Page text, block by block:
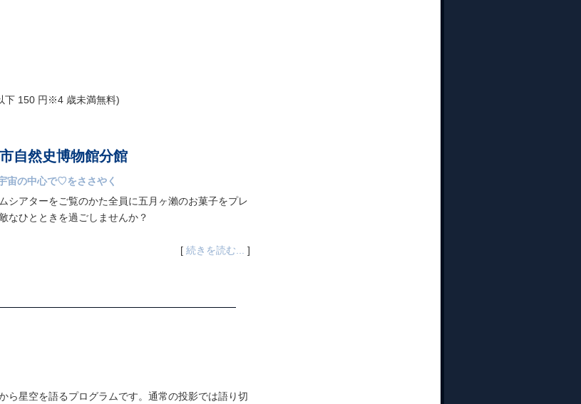
下 150 円※4 歳未満無料)
自然史博物館分館
の中心で♡をささやく
シアターをご覧のかた全員に五月ヶ瀨のお菓子をプレ
なひとときを過ごしませんか？
[ 続きを読む... ]
ら星空を語るプログラムです。通常の投影では語り切